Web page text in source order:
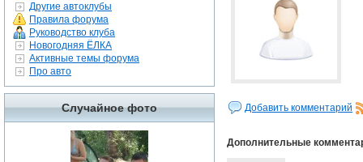
Другие автоклубы
Правила форума
Руководство клуба
Новогодняя ЁЛКА
Активные темы форума
Про авто
Случайное фото Добавить комментарий
Дополнительные